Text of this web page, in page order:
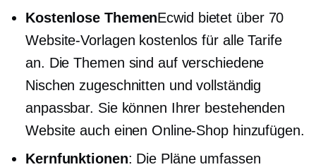
Kostenlose ThemenEcwid bietet über 70
Website-Vorlagen kostenlos für alle Tarife
an. Die Themen sind auf verschiedene
Nischen zugeschnitten und vollständig
anpassbar. Sie können Ihrer bestehenden
Website auch einen Online-Shop hinzufügen.
Kernfunktionen: Die Pläne umfassen